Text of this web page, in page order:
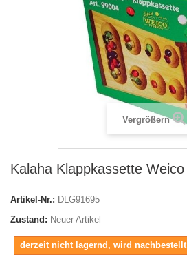
Vergrößern
Kalaha Klappkassette Weico
Artikel-Nr.: DLG91695
Zustand: Neuer Artikel
derzeit nicht lagernd, wird nachbestellt